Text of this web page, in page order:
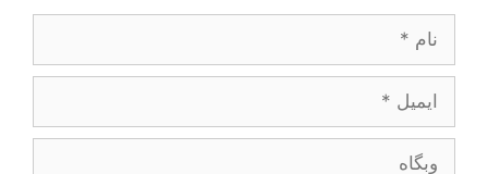
ایمیل
وبگاه